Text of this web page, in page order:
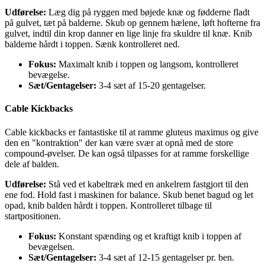
Udførelse: Læg dig på ryggen med bøjede knæ og fødderne fladt
på gulvet, tæt på balderne. Skub op gennem hælene, løft hofterne fra
gulvet, indtil din krop danner en lige linje fra skuldre til knæ. Knib
balderne hårdt i toppen. Sænk kontrolleret ned.
Fokus: Maximalt knib i toppen og langsom, kontrolleret
bevægelse.
Sæt/Gentagelser: 3-4 sæt af 15-20 gentagelser.
Cable Kickbacks
Cable kickbacks er fantastiske til at ramme gluteus maximus og give
den en "kontraktion" der kan være svær at opnå med de store
compound-øvelser. De kan også tilpasses for at ramme forskellige
dele af balden.
Udførelse: Stå ved et kabeltræk med en ankelrem fastgjort til den
ene fod. Hold fast i maskinen for balance. Skub benet bagud og let
opad, knib balden hårdt i toppen. Kontrolleret tilbage til
startpositionen.
Fokus: Konstant spænding og et kraftigt knib i toppen af
bevægelsen.
Sæt/Gentagelser: 3-4 sæt af 12-15 gentagelser pr. ben.